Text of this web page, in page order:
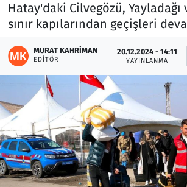
Hatay'daki Cilvegözü, Yayladağı
sınır kapılarından geçişleri
MURAT KAHRIMAN
EDITÖR
20.12.2024 - 14:11
YAYINLANMA
Kurumsal Haberler
Lezzet Durağı
Memur ve Kamu
Otomobil
Oyun
Ramazan